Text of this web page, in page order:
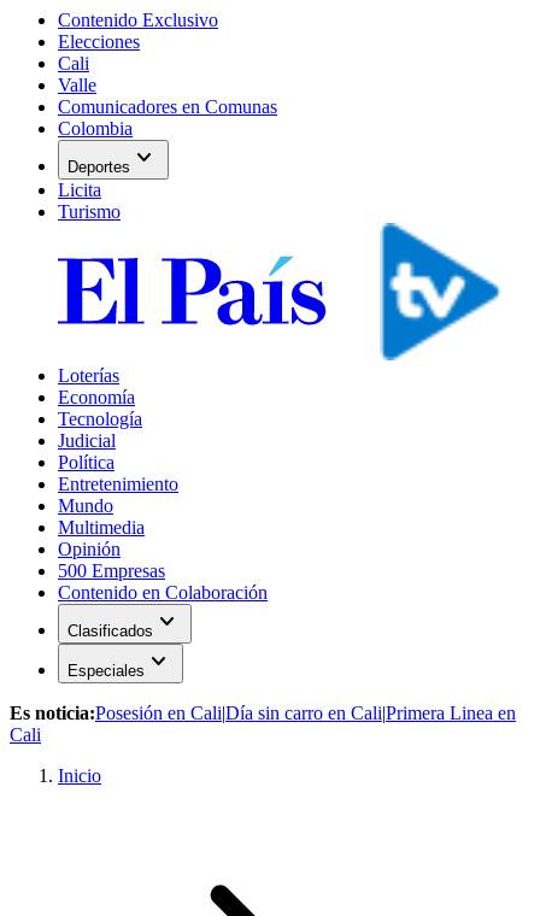
Contenido Exclusivo
Elecciones
Cali
Valle
Comunicadores en Comunas
Colombia
Deportes expand_more
Licita
Turismo
Loterías
Economía
Tecnología
Judicial
Política
Entretenimiento
Mundo
Multimedia
Opinión
500 Empresas
Contenido en Colaboración
Clasificados expand_more
Especiales expand_more
Es noticia:Posesión en Cali|Día sin carro en Cali|Primera Linea en
Cali
Inicio